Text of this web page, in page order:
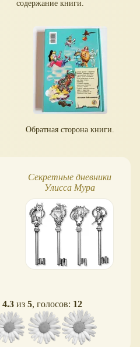
содержание книги.
Обратная сторона книги.
Секретные дневники
Улисса Мура
4.3 из 5, голосов: 12